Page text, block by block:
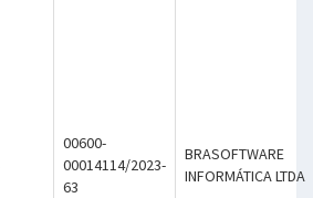
00600-
00014114/2023-
63
BRASOFTWARE
INFORMÁTICA LTDA